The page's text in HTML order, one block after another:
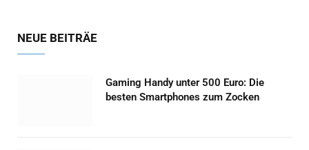
NEUE BEITRÄE
Gaming Handy unter 500 Euro: Die
besten Smartphones zum Zocken